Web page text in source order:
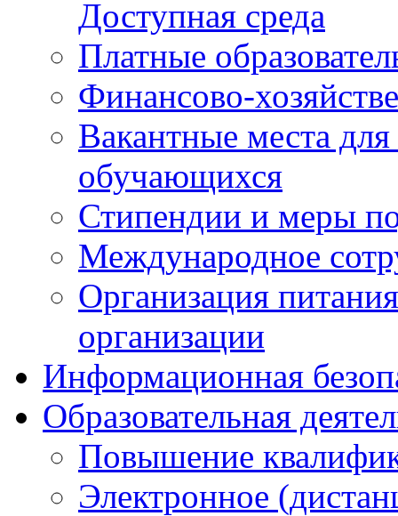
Доступная среда
Платные
Финансово-
Вакантные места
обучающихся
Стипендии и меры
Международное
Организация
организации
Информационная
Образовательная
Повышение
Электронное